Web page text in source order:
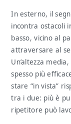
In esterno, il
incontra ostacoli
basso, vicino al
attraversare al
Un’altezza
spesso più
stare “in vista”
tra i due: più è
ripetitore può